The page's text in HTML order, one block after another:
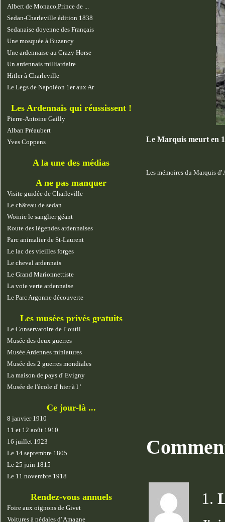
Albert de Monaco,Prince de ...
Sedan-Charleville édition 1838
Sedanaise doyenne des Français
Une mosquée à Buzancy
Une ardennaise au Crazy Horse
Un ardennais milliardaire
Hitler à Charleville
Le Legs de Napoléon 1er aux Ar
Les Ardennais qui réussissent !
Pierre-Antoine Gailly
Alban Préaubert
Yves Coppens
A la une des médias
A ne pas manquer
Visite guidée de Charleville
Le château de sedan
Woinic le sanglier géant
Route des légendes ardennaises
Parc animalier de St-Laurent
Le lac des vieilles forges
Le cheval ardennais
Le Grand Marionnettiste
La voie verte ardennaise
Le Parc Argonne découverte
Les musées privés gratuits
Le Conservatoire de l' outil
Musée des deux guerres
Musée Ardennes miniatures
Musée des 2 guerres mondiales
La maison de pays d' Evigny
Musée de l'école d' hier à l '
Ce jour-là ...
8 janvier 1910
11 et 12 août 1910
16 juillet 1923
Le 14 septembre 1805
Le 25 juin 1815
Le 11 novembre 1918
Rendez-vous annuels
Foire aux oignons de Givet
Voitures à pédales d' Amagne
Le Marquis meurt en
Les mémoires du Marquis
1.